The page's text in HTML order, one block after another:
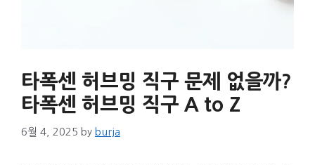
타폭센 허브밍 직구 문제 없을까?
타폭센 허브밍 직구 A to Z
6월 4, 2025 by burja